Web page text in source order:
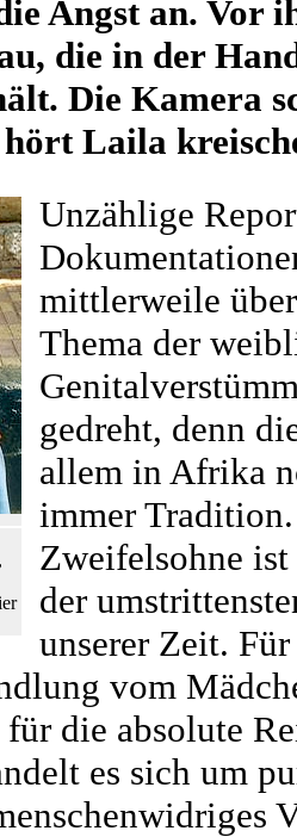
Angst an. Vor
die in der
Die Kamera
Laila
Unzählige
mittlerweile
Thema der
gedreht, denn
allem in Afrika
immer Tradition.
Zweifelsohne ist
der
unserer Zeit.
vom
für die absolute
es sich um